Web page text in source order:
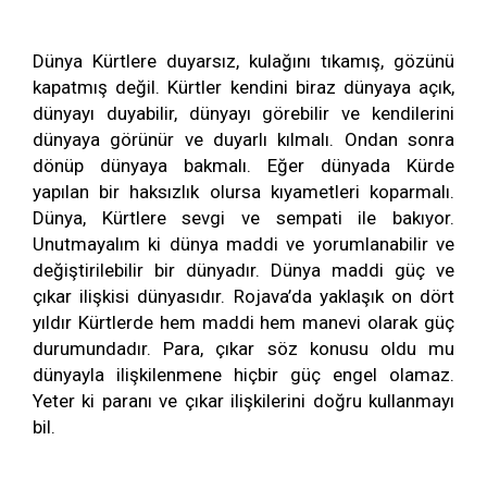
Dünya Kürtlere duyarsız, kulağını tıkamış, gözünü
kapatmış değil. Kürtler kendini biraz dünyaya açık,
dünyayı duyabilir, dünyayı görebilir ve kendilerini
dünyaya görünür ve duyarlı kılmalı. Ondan sonra
dönüp dünyaya bakmalı. Eğer dünyada Kürde
yapılan bir haksızlık olursa kıyametleri koparmalı.
Dünya, Kürtlere sevgi ve sempati ile bakıyor.
Unutmayalım ki dünya maddi ve yorumlanabilir ve
değiştirilebilir bir dünyadır. Dünya maddi güç ve
çıkar ilişkisi dünyasıdır. Rojava’da yaklaşık on dört
yıldır Kürtlerde hem maddi hem manevi olarak güç
durumundadır. Para, çıkar söz konusu oldu mu
dünyayla ilişkilenmene hiçbir güç engel olamaz.
Yeter ki paranı ve çıkar ilişkilerini doğru kullanmayı
bil.